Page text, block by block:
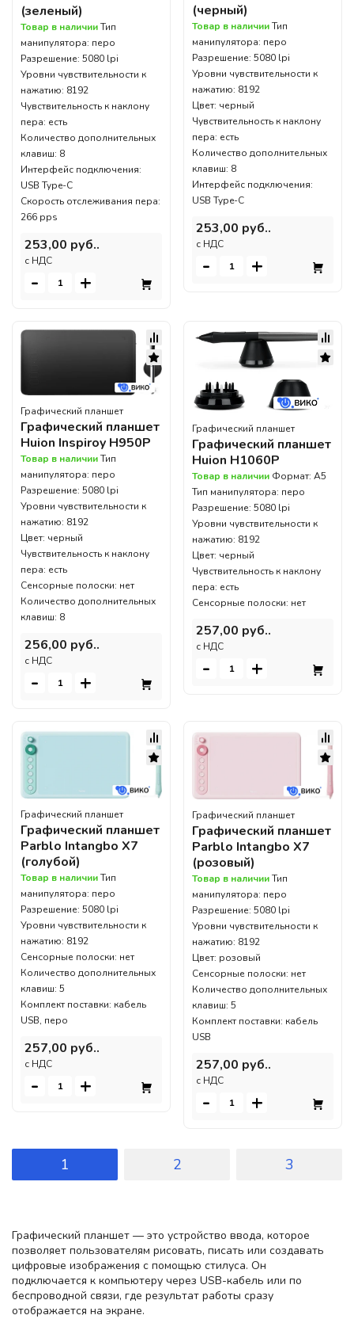
(зеленый)
Товар в наличииТип
манипулятора: перо
Разрешение: 5080 lpi
Уровни чувствительности к
нажатию: 8192
Чувствительность к наклону
пера: есть
Количество дополнительных
клавиш: 8
Интерфейс подключения:
USB Type-C
Скорость отслеживания пера:
266 pps
253,00 руб..
c НДС
- +
(черный)
Товар в наличииТип
манипулятора: перо
Разрешение: 5080 lpi
Уровни чувствительности к
нажатию: 8192
Цвет: черный
Чувствительность к наклону
пера: есть
Количество дополнительных
клавиш: 8
Интерфейс подключения:
USB Type-C
253,00 руб..
c НДС
- +
Графический планшет
Графический планшет
Huion Inspiroy H950P
Товар в наличииТип
манипулятора: перо
Разрешение: 5080 lpi
Уровни чувствительности к
нажатию: 8192
Цвет: черный
Чувствительность к наклону
пера: есть
Сенсорные полоски: нет
Количество дополнительных
клавиш: 8
256,00 руб..
c НДС
- +
Графический планшет
Графический планшет
Huion H1060P
Товар в наличии Формат: A5
Тип манипулятора: перо
Разрешение: 5080 lpi
Уровни чувствительности к
нажатию: 8192
Цвет: черный
Чувствительность к наклону
пера: есть
Сенсорные полоски: нет
257,00 руб..
c НДС
- +
Графический планшет
Графический планшет
Parblo Intangbo X7
(голубой)
Товар в наличииТип
манипулятора: перо
Разрешение: 5080 lpi
Уровни чувствительности к
нажатию: 8192
Сенсорные полоски: нет
Количество дополнительных
клавиш: 5
Комплект поставки: кабель
USB, перо
257,00 руб..
c НДС
- +
Графический планшет
Графический планшет
Parblo Intangbo X7
(розовый)
Товар в наличииТип
манипулятора: перо
Разрешение: 5080 lpi
Уровни чувствительности к
нажатию: 8192
Цвет: розовый
Сенсорные полоски: нет
Количество дополнительных
клавиш: 5
Комплект поставки: кабель
USB
257,00 руб..
c НДС
- +
1 2 3
Графический планшет — это устройство ввода, которое
позволяет пользователям рисовать, писать или создавать
цифровые изображения с помощью стилуса. Он
подключается к компьютеру через USB-кабель или по
беспроводной связи, где результат работы сразу
отображается на экране.